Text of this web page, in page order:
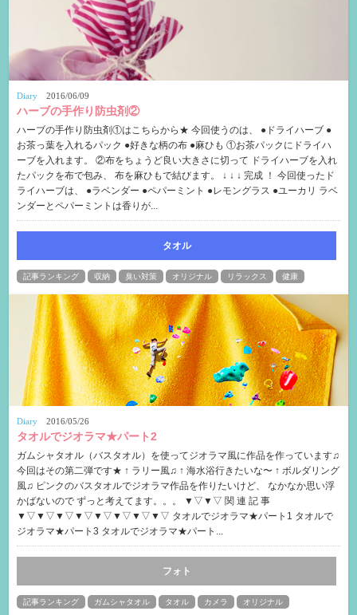
Diary 2016/06/09
ハーブの手作り防虫剤②
ハーブの手作り防虫剤①はこちらから★ 今回使うのは、 ●ドライハーブ ●
お茶っ葉を入れるパック ●好きな柄の布 ●麻ひも ①お茶パックにドライハ
ーブを入れます。 ②布をちょうど良い大きさに切って ドライハーブを入れ
たパックを布で包み、 布を麻ひもで結びます。 ↓ ↓ ↓ 完成 ！ 今回使ったド
ライハーブは、 ●ラベンダー ●ペパーミント ●レモングラス ●ユーカリ ラベ
ンダーとペパーミントは香りが...
タオル
記事ランキング 収納 臭い対策 オリジナル リラックス 健康
Diary 2016/05/26
タオルでジオラマ★パート2
ガムシャタオル（バスタオル）を使ってジオラマ風に作品を作っています♫
今回はその第二弾です★ ↑ ラリー風♫ ↑ 海水浴行きたいな〜 ↑ ボルダリング
風♫ ピンクのバスタオルでジオラマ作品を作りたいけど、 なかなか思い浮
かばないので ずっと考えてます。。。 ▼▽▼▽ 関 連 記 事
▼▽▼▽▼▽▼▽▼▽▼▽▼▽▼▽ タオルでジオラマ★パート1 タオルで
ジオラマ★パート3 タオルでジオラマ★パート...
フォト
記事ランキング ガムシャタオル タオル カメラ オリジナル